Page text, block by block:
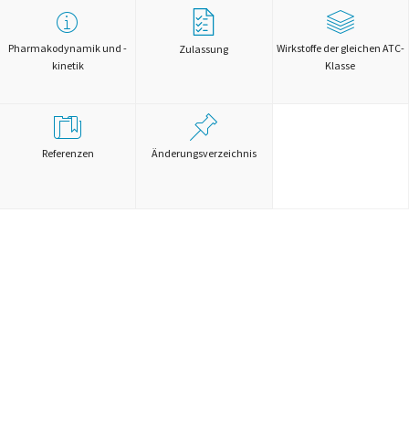
Pharmakodynamik und -
kinetik
Zulassung
Wirkstoffe der gleichen ATC-
Klasse
Referenzen Änderungsverzeichnis